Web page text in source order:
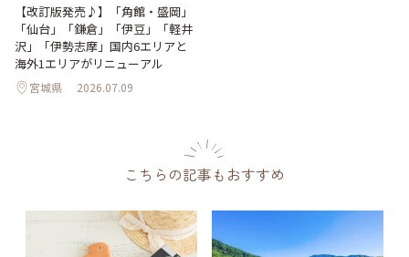
【改訂版発売♪】「角館・盛岡」
「仙台」「鎌倉」「伊豆」「軽井
沢」「伊勢志摩」国内6エリアと
海外1エリアがリニューアル
宮城県 2026.07.09
こちらの記事もおすすめ